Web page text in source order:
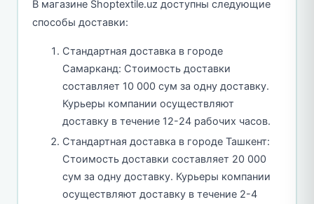
В магазине Shoptextile.uz доступны следующие
способы доставки:
Стандартная доставка в городе
Самарканд: Стоимость доставки
составляет 10 000 сум за одну доставку.
Курьеры компании осуществляют
доставку в течение 12-24 рабочих часов.
Стандартная доставка в городе Ташкент:
Стоимость доставки составляет 20 000
сум за одну доставку. Курьеры компании
осуществляют доставку в течение 2-4